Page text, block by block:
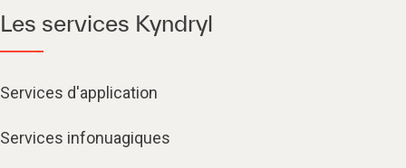
Les services Kyndryl
Services d'application
Services infonuagiques​